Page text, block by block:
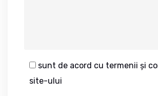
sunt de acord cu termenii și
site-ului